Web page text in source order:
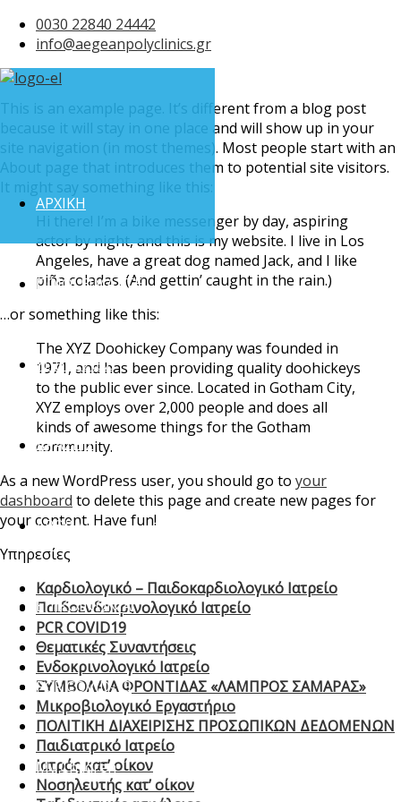
0030 22840 24442
info@aegeanpolyclinics.gr
ΑΡΧΙΚΗ
ΠΟΙΟΙ ΕΙΜΑΣΤΕ
ΥΠΗΡΕΣΙΕΣ
ΔΡΑΣΕΙΣ
ΑΡΘΡΑ
ΕΠΙΚΟΙΝΩΝΙΑ
PCR COVID-19
My Children
This is an example page. It’s different from a blog post
because it will stay in one place and will show up in your
site navigation (in most themes). Most people start with an
About page that introduces them to potential site visitors.
It might say something like this:
Hi there! I’m a bike messenger by day, aspiring
actor by night, and this is my website. I live in Los
Angeles, have a great dog named Jack, and I like
piña coladas. (And gettin’ caught in the rain.)
…or something like this:
The XYZ Doohickey Company was founded in
1971, and has been providing quality doohickeys
to the public ever since. Located in Gotham City,
XYZ employs over 2,000 people and does all
kinds of awesome things for the Gotham
community.
As a new WordPress user, you should go to your
dashboard to delete this page and create new pages for
your content. Have fun!
Υπηρεσίες
Καρδιολογικό – Παιδοκαρδιολογικό Ιατρείο
Παιδοενδοκρινολογικό Ιατρείο
PCR COVID19
Θεματικές Συναντήσεις
Ενδοκρινολογικό Ιατρείο
ΣΥΜΒΟΛΑΙΑ ΦΡΟΝΤΙΔΑΣ «ΛΑΜΠΡΟΣ ΣΑΜΑΡΑΣ»
Μικροβιολογικό Εργαστήριο
ΠΟΛΙΤΙΚΗ ΔΙΑΧΕΙΡΙΣΗΣ ΠΡΟΣΩΠΙΚΩΝ ΔΕΔΟΜΕΝΩΝ
Παιδιατρικό Ιατρείο
Ιατρός κατ’ οίκον
Νοσηλευτής κατ’ οίκον